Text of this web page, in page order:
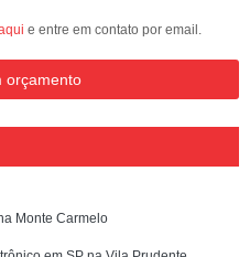
e entre em contato por email.
orçamento
Monte Carmelo